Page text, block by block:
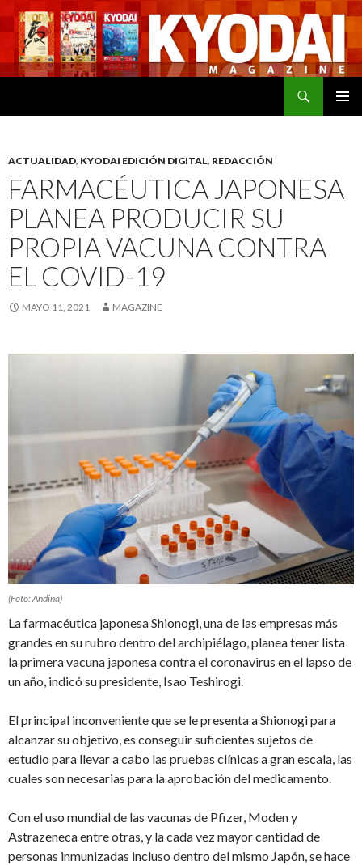
ACTUALIDAD, KYODAI EDICIÓN DIGITAL, REDACCIÓN
FARMACÉUTICA JAPONESA
PLANEA PRODUCIR SU
PROPIA VACUNA CONTRA
EL COVID-19
MAYO 11, 2021 MAGAZINE
(Foto: Andina)
La farmacéutica japonesa Shionogi, una de las empresas más
grandes en su rubro dentro del archipiélago, planea tener lista
la primera vacuna japonesa contra el coronavirus en el lapso de
un año, indicó su presidente, Isao Teshirogi.
El principal inconveniente que se le presenta a Shionogi para
alcanzar su objetivo, es conseguir suficientes sujetos de
estudio para llevar a cabo las pruebas clínicas a gran escala, las
cuales son necesarias para la aprobación del medicamento.
Con el uso mundial de las vacunas de Pfizer, Moden y
Astrazeneca entre otras, y la cada vez mayor cantidad de
personas inmunizadas incluso dentro del mismo Japón, se hace